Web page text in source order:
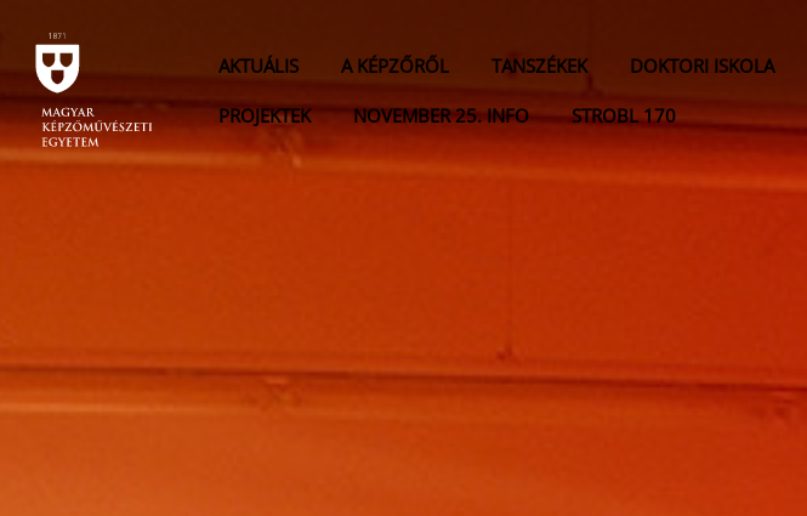
AKTUÁLIS A KÉPZŐRŐL TANSZÉKEK DOKTORI ISKOLA
PROJEKTEK
NOVEMBER 25. INFO STROBL 170